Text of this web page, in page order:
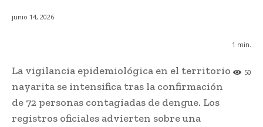
junio 14, 2026
1 min.
50
La vigilancia epidemiológica en el territorio
nayarita se intensifica tras la confirmación
de 72 personas contagiadas de dengue. Los
registros oficiales advierten sobre una